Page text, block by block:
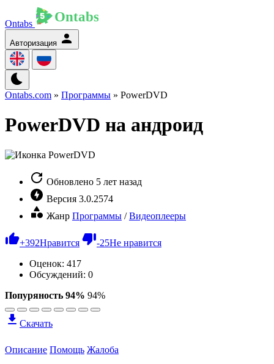
Ontabs
Авторизация
Ontabs.com » Программы » PowerDVD
PowerDVD на андроид
Обновлено 5 лет назад
Версия 3.0.2574
Жанр Программы /Видеоплееры
+392Нравится -25Не нравится
Оценок: 417
Обсуждений: 0
Попуряность 94% 94%
Скачать
Описание Помощь Жалоба